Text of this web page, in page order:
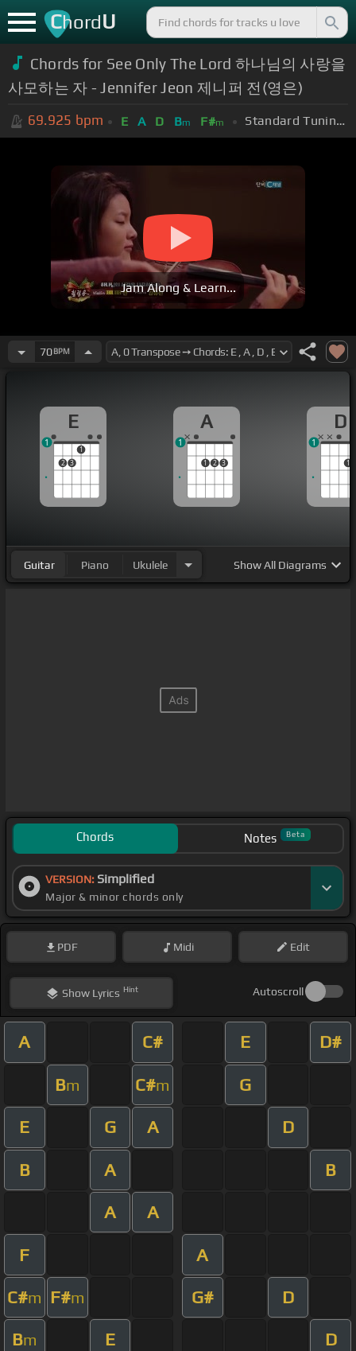
ChordU
Chords for See Only The Lord 하나님의 사랑을
사모하는 자 - Jennifer Jeon 제니퍼 전(영은)
69.925 bpm E A D Bm F#m Standard Tuning (EADGBE)
Jam Along & Learn...
70BPM
E
2 3
1
1
A
1 2 3
1
D
1
1
Guitar Piano Ukulele ShowAll Diagrams
Chords Notes Beta
VERSION: Simplified
Major & minor chords only
PDF Midi Edit
ShowLyrics Hint Autoscroll
A C# E D#
Bm C#m G
E G A D
B A B
A A
F A
C#m F#m G# D
Bm E D